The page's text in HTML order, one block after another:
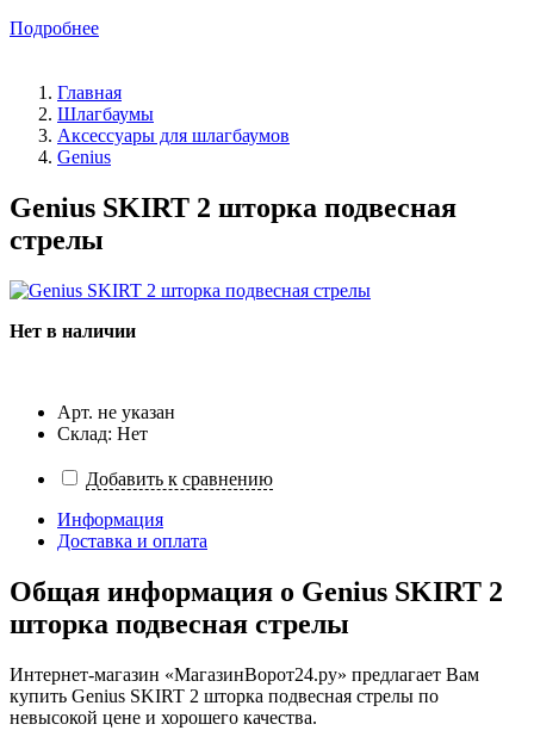
Подробнее
Главная
Шлагбаумы
Аксессуары для шлагбаумов
Genius
Genius SKIRT 2 шторка подвесная
стрелы
Нет в наличии
Арт. не указан
Склад: Нет
Добавить к сравнению
Информация
Доставка и оплата
Общая информация о Genius SKIRT 2
шторка подвесная стрелы
Интернет-магазин «МагазинВорот24.ру» предлагает Вам
купить Genius SKIRT 2 шторка подвесная стрелы по
невысокой цене и хорошего качества.